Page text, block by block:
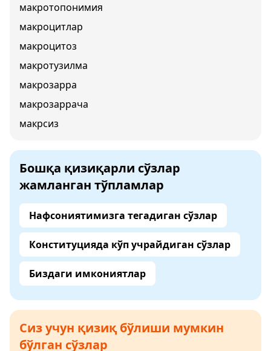
макротопонимия
макроцитлар
макроцитоз
макротузилма
макрозарра
макрозаррача
макрсиз
Бошқа қизиқарли сўзлар
жамланган тўпламлар
Нафсониятимизга тегадиган сўзлар
Конституцияда кўп учрайдиган сўзлар
Биздаги имкониятлар
Сиз учун қизиқ бўлиши мумкин
бўлган сўзлар